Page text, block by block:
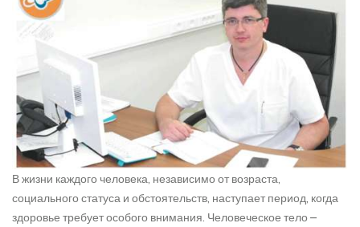
В жизни каждого человека, независимо от возраста,
социального статуса и обстоятельств, наступает период, когда
здоровье требует особого внимания. Человеческое тело –